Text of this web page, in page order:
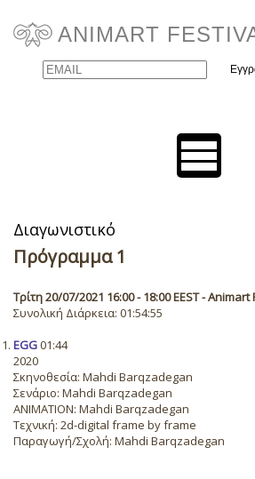
ANIMART
Email Name
Διαγωνιστικό
Πρόγραμμα 1
Τρίτη 20/07/2021 16:00 - 18:00 EEST -
Συνολική Διάρκεια: 01:54:55
EGG01:44
2020
Σκηνοθεσία: Mahdi Barqzadegan
Σενάριο: Mahdi Barqzadegan
ANIMATION: Mahdi Barqzadegan
Τεχνική: 2d-digital frame by frame
Παραγωγή/Σχολή: Mahdi Barqzadegan